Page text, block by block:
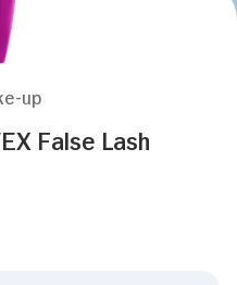
up
False Lash